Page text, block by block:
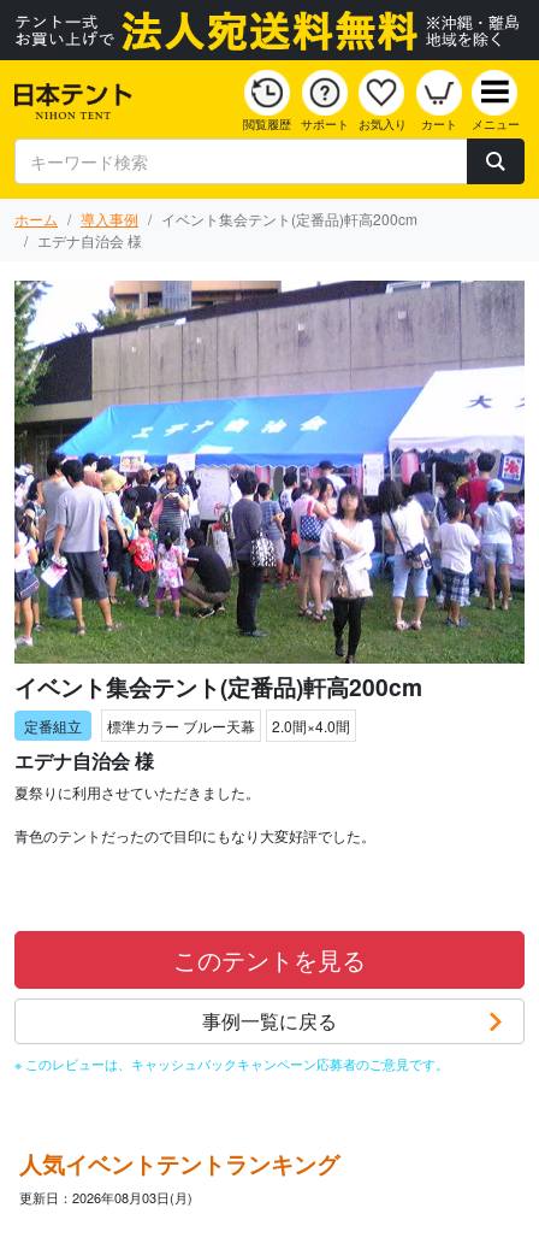
閲覧履歴 サポート お気入り カート メニュー
ホーム 導入事例
イベント集会テント(定番品)軒高200cm
エデナ自治会 様
イベント集会テント(定番品)軒高200cm
標準カラー ブルー天幕 2.0間×4.0間
エデナ自治会 様
夏祭りに利用させていただきました。
青色のテントだったので目印にもなり大変好評でした。
このテントを見る
事例一覧に戻る
※ このレビューは、キャッシュバックキャンペーン応募者のご意見です。
人気イベントテントランキング
更新日：2026年08月03日(月)